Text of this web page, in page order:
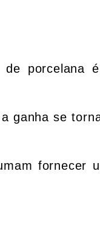
de porcelana
ganha se
fornecer